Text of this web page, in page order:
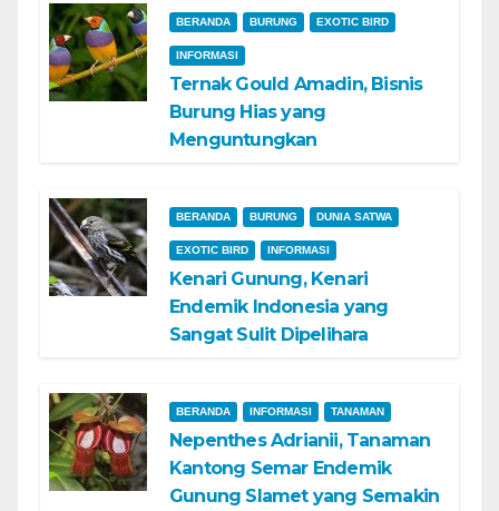
BERANDA BURUNG EXOTIC BIRD
INFORMASI
Ternak Gould Amadin, Bisnis
Burung Hias yang
Menguntungkan
BERANDA BURUNG DUNIA SATWA
EXOTIC BIRD INFORMASI
Kenari Gunung, Kenari
Endemik Indonesia yang
Sangat Sulit Dipelihara
BERANDA INFORMASI TANAMAN
Nepenthes Adrianii, Tanaman
Kantong Semar Endemik
Gunung Slamet yang Semakin